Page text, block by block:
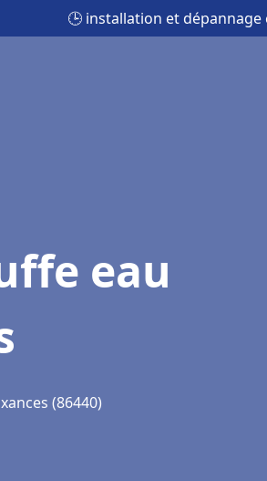
🕒 installation et
eau
(86440)